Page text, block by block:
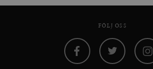
FÖLJ OSS